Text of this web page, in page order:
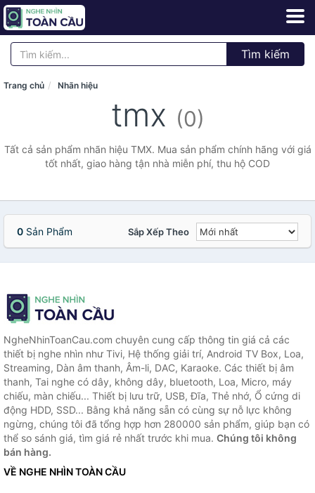
Tìm kiếm
Trang chủ Nhãn hiệu
tmx (0)
Tất cả sản phẩm nhãn hiệu TMX. Mua sản phẩm chính hãng với giá
tốt nhất, giao hàng tận nhà miễn phí, thu hộ COD
0 Sản Phẩm Sắp Xếp Theo
NgheNhinToanCau.com chuyên cung cấp thông tin giá cả các
thiết bị nghe nhìn như Tivi, Hệ thống giải trí, Android TV Box, Loa,
Streaming, Dàn âm thanh, Âm-li, DAC, Karaoke. Các thiết bị âm
thanh, Tai nghe có dây, không dây, bluetooth, Loa, Micro, máy
chiếu, màn chiếu... Thiết bị lưu trữ, USB, Đĩa, Thẻ nhớ, Ổ cứng di
động HDD, SSD... Bằng khả năng sẵn có cùng sự nỗ lực không
ngừng, chúng tôi đã tổng hợp hơn 280000 sản phẩm, giúp bạn có
thể so sánh giá, tìm giá rẻ nhất trước khi mua. Chúng tôi không
bán hàng.
VỀ NGHE NHÌN TOÀN CẦU